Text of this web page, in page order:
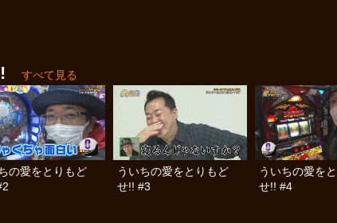
すべて見る
の愛をとりもど
ういちの愛をとりもど
せ!! #3
ういちの愛を
せ!! #4